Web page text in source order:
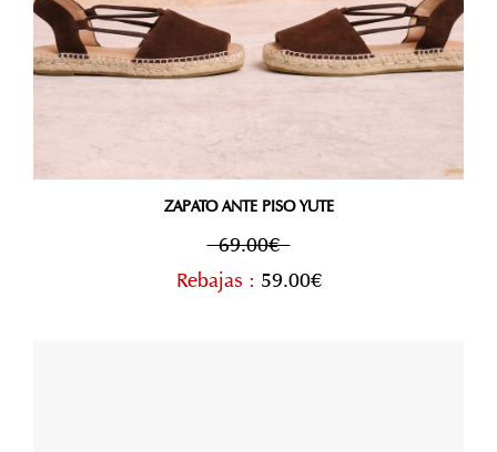
ZAPATO ANTE PISO YUTE
69.00€
Rebajas : 59.00€